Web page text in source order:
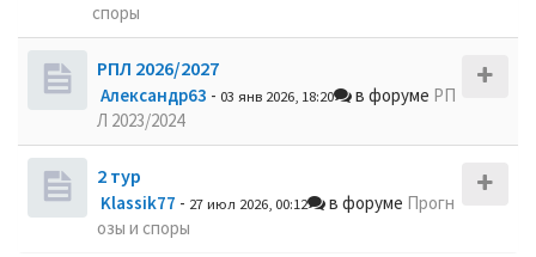
споры
РПЛ 2026/2027
Александр63 - 03 янв 2026, 18:20 в форуме РП
Л 2023/2024
2 тур
Klassik77 - 27 июл 2026, 00:12 в форуме Прогн
озы и споры